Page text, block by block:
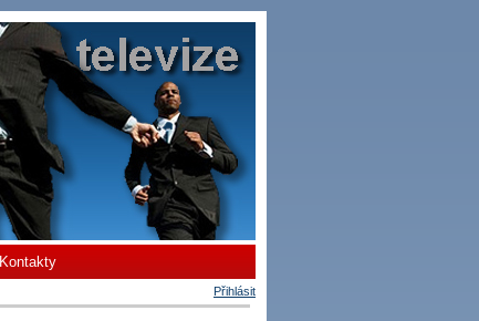
Kontakty
Přihlásit